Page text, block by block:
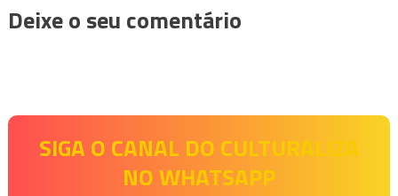
Deixe o seu comentário
SIGA O CANAL DO CULTURALIZA
NO WHATSAPP